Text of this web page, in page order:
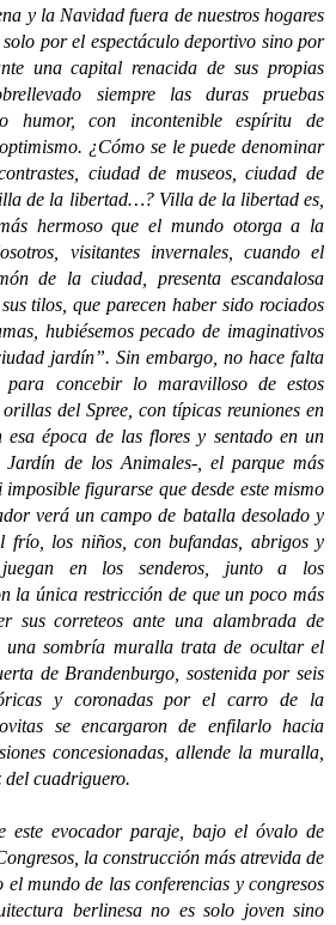
y la Navidad fuera de nuestros hogares
por el espectáculo deportivo sino por
una capital renacida de sus propias
siempre las duras pruebas
humor, con incontenible espíritu de
¿Cómo se le puede denominar
ciudad de museos, ciudad de
de la libertad…? Villa de la libertad es,
hermoso que el mundo otorga a la
visitantes invernales, cuando el
de la ciudad, presenta escandalosa
tilos, que parecen haber sido rociados
hubiésemos pecado de imaginativos
jardín”. Sin embargo, no hace falta
para concebir lo maravilloso de estos
del Spree, con típicas reuniones en
época de las flores y sentado en un
de los Animales-, el parque más
figurarse que desde este mismo
verá un campo de batalla desolado y
frío, los niños, con bufandas, abrigos y
en los senderos, junto a los
la única restricción de que un poco más
sus correteos ante una alambrada de
una sombría muralla trata de ocultar el
de Brandenburgo, sostenida por seis
y coronadas por el carro de la
se encargaron de enfilarlo hacia
concesionadas, allende la muralla,
del cuadriguero.
paraje, bajo el óvalo de
la construcción más atrevida de
mundo de las conferencias y congresos
berlinesa no es solo joven sino